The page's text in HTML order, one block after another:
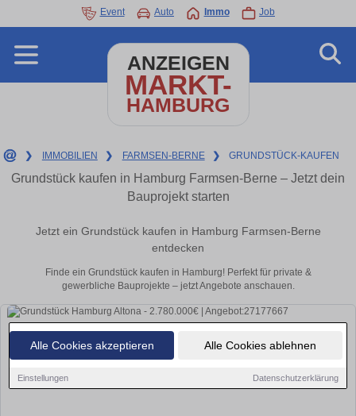
Alle Cookies akzeptieren Alle Cookies ablehnen
Einstellungen Datenschutzerklärung
Event Auto Immo Job
ANZEIGEN
MARKT-
HAMBURG
❯ IMMOBILIEN ❯ FARMSEN-BERNE ❯ GRUNDSTÜCK-KAUFEN
Grundstück kaufen in Hamburg Farmsen-Berne – Jetzt dein
Bauprojekt starten
Jetzt ein Grundstück kaufen in Hamburg Farmsen-Berne
entdecken
Finde ein Grundstück kaufen in Hamburg! Perfekt für private &
gewerbliche Bauprojekte – jetzt Angebote anschauen.